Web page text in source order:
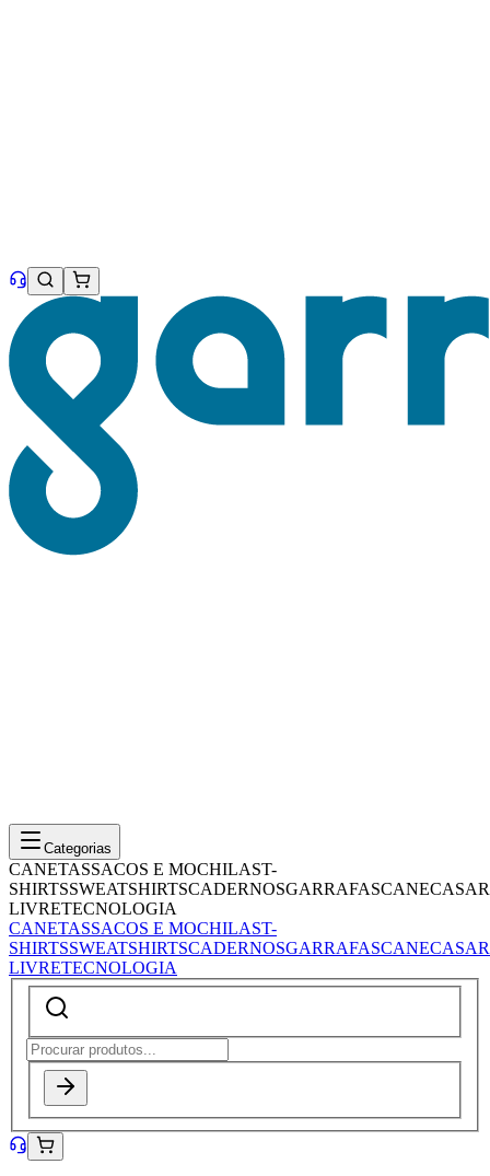
Categorias
CANETASSACOS E MOCHILAST-
SHIRTSSWEATSHIRTSCADERNOSGARRAFASCANECASAR
LIVRETECNOLOGIA
CANETASSACOS E MOCHILAST-
SHIRTSSWEATSHIRTSCADERNOSGARRAFASCANECASAR
LIVRETECNOLOGIA